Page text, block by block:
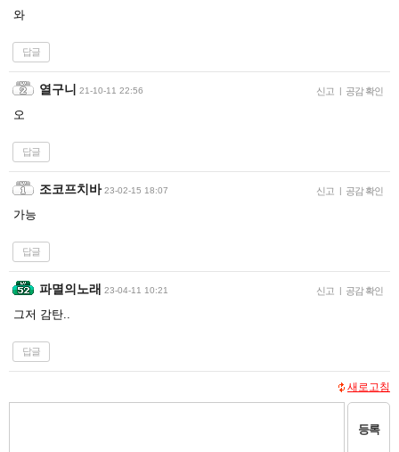
와
답글
열구니 21-10-11 22:56 신고 | 공감 확인
오
답글
조코프치바 23-02-15 18:07 신고 | 공감 확인
가능
답글
파멸의노래 23-04-11 10:21 신고 | 공감 확인
그저 감탄..
답글
새로고침
등록